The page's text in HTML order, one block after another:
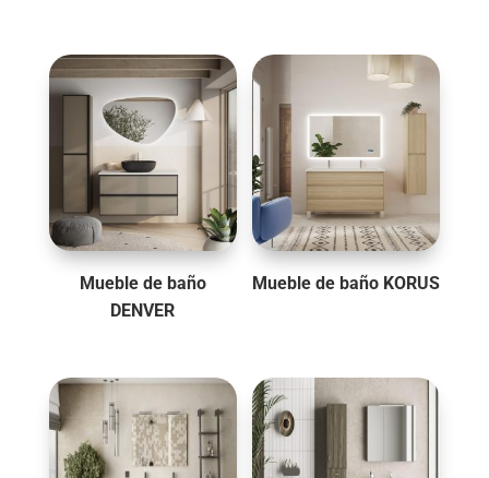
Mueble de baño
DENVER
Mueble de baño KORUS